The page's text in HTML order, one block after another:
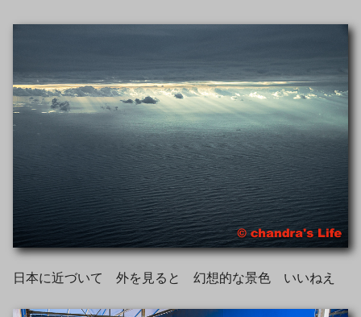
日本に近づいて 外を見ると 幻想的な景色 いいねえ